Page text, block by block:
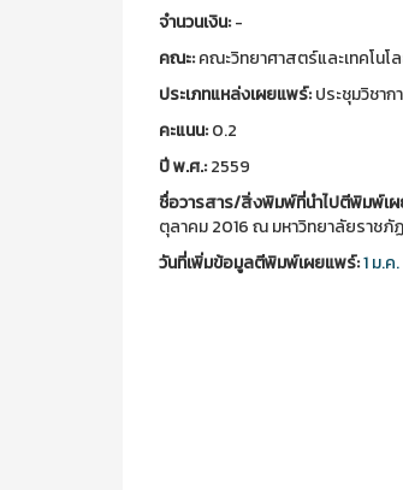
จำนวนเงิน:-
คณะ:คณะวิทยาศาสตร์และเทคโนโ
ประเภทแหล่งเผยแพร์:ประชุมวิชาก
คะแนน:0.2
ปี พ.ศ.:2559
ชื่อวารสาร/สิ่งพิมพ์ที่นำไปตีพิมพ์เ
ตุลาคม 2016 ณ มหาวิทยาลัยราชภั
วันที่เพิ่มข้อมูลตีพิมพ์เผยแพร์:1 ม.ค